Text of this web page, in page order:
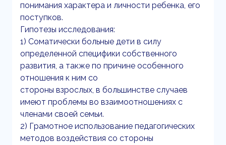
понимания характера и личности ребенка, его
поступков.
Гипотезы исследования:
1) Соматически больные дети в силу
определенной специфики собственного
развития, а также по причине особенного
отношения к ним со
стороны взрослых, в большинстве случаев
имеют проблемы во взаимоотношениях с
членами своей семьи.
2) Грамотное использование педагогических
методов воздействия со стороны